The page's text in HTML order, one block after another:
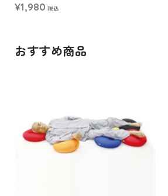
¥1,980 税込
おすすめ商品